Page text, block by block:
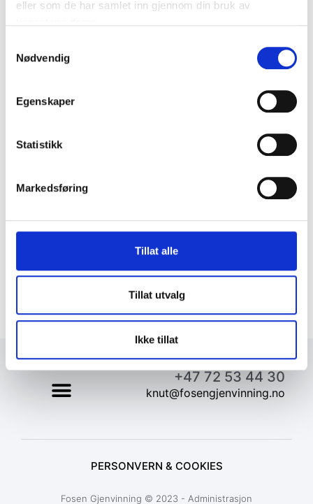
eller som de har samlet inn gjennom din bruk av
Nødvendig
Egenskaper
Statistikk
Markedsføring
Tillat alle
Tillat utvalg
Ikke tillat
+47 72 53 44 30
knut@fosengjenvinning.no
PERSONVERN & COOKIES
Fosen Gjenvinning © 2023 - Administrasjon